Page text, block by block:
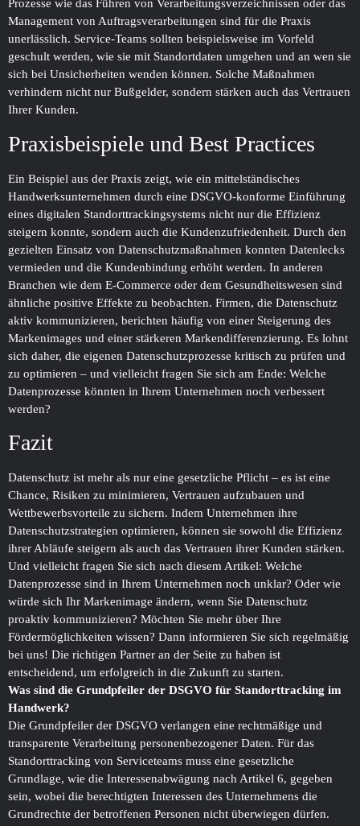
Prozesse wie das Führen von Verarbeitungsverzeichnissen oder das
Management von Auftragsverarbeitungen sind für die Praxis
unerlässlich. Service-Teams sollten beispielsweise im Vorfeld
geschult werden, wie sie mit Standortdaten umgehen und an wen sie
sich bei Unsicherheiten wenden können. Solche Maßnahmen
verhindern nicht nur Bußgelder, sondern stärken auch das Vertrauen
Ihrer Kunden.
Praxisbeispiele und Best Practices
Ein Beispiel aus der Praxis zeigt, wie ein mittelständisches
Handwerksunternehmen durch eine DSGVO-konforme Einführung
eines digitalen Standorttrackingsystems nicht nur die Effizienz
steigern konnte, sondern auch die Kundenzufriedenheit. Durch den
gezielten Einsatz von Datenschutzmaßnahmen konnten Datenlecks
vermieden und die Kundenbindung erhöht werden. In anderen
Branchen wie dem E-Commerce oder dem Gesundheitswesen sind
ähnliche positive Effekte zu beobachten. Firmen, die Datenschutz
aktiv kommunizieren, berichten häufig von einer Steigerung des
Markenimages und einer stärkeren Markendifferenzierung. Es lohnt
sich daher, die eigenen Datenschutzprozesse kritisch zu prüfen und
zu optimieren – und vielleicht fragen Sie sich am Ende: Welche
Datenprozesse könnten in Ihrem Unternehmen noch verbessert
werden?
Fazit
Datenschutz ist mehr als nur eine gesetzliche Pflicht – es ist eine
Chance, Risiken zu minimieren, Vertrauen aufzubauen und
Wettbewerbsvorteile zu sichern. Indem Unternehmen ihre
Datenschutzstrategien optimieren, können sie sowohl die Effizienz
ihrer Abläufe steigern als auch das Vertrauen ihrer Kunden stärken.
Und vielleicht fragen Sie sich nach diesem Artikel: Welche
Datenprozesse sind in Ihrem Unternehmen noch unklar? Oder wie
würde sich Ihr Markenimage ändern, wenn Sie Datenschutz
proaktiv kommunizieren? Möchten Sie mehr über Ihre
Fördermöglichkeiten wissen? Dann informieren Sie sich regelmäßig
bei uns! Die richtigen Partner an der Seite zu haben ist
entscheidend, um erfolgreich in die Zukunft zu starten.
Was sind die Grundpfeiler der DSGVO für Standorttracking im
Handwerk?
Die Grundpfeiler der DSGVO verlangen eine rechtmäßige und
transparente Verarbeitung personenbezogener Daten. Für das
Standorttracking von Serviceteams muss eine gesetzliche
Grundlage, wie die Interessenabwägung nach Artikel 6, gegeben
sein, wobei die berechtigten Interessen des Unternehmens die
Grundrechte der betroffenen Personen nicht überwiegen dürfen.